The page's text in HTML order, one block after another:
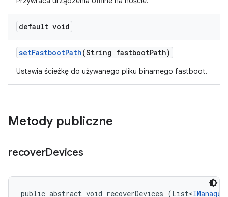
default void
setFastbootPath(String fastbootPath)
Ustawia ścieżkę do używanego pliku binarnego fastboot.
Metody publiczne
recoverDevices
public abstract void recoverDevices (List<